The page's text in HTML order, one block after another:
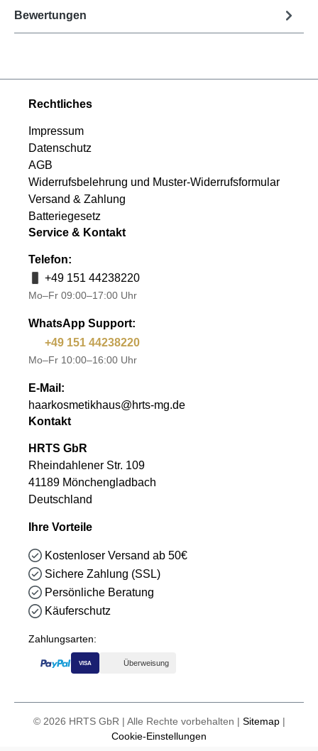
Bewertungen
Rechtliches
Impressum
Datenschutz
AGB
Widerrufsbelehrung und Muster-Widerrufsformular
Versand & Zahlung
Batteriegesetz
Service & Kontakt
Telefon:
+49 151 44238220
Mo–Fr 09:00–17:00 Uhr
WhatsApp Support:
+49 151 44238220
Mo–Fr 10:00–16:00 Uhr
E-Mail:
haarkosmetikhaus@hrts-mg.de
Kontakt
HRTS GbR
Rheindahlener Str. 109
41189 Mönchengladbach
Deutschland
Ihre Vorteile
Kostenloser Versand ab 50€
Sichere Zahlung (SSL)
Persönliche Beratung
Käuferschutz
Zahlungsarten:
VISA Überweisung
© 2026 HRTS GbR | Alle Rechte vorbehalten | Sitemap|
Cookie-Einstellungen